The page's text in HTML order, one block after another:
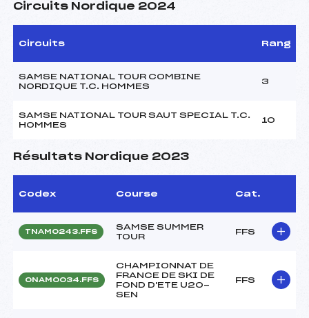
Circuits Nordique 2024
Circuits Rang
SAMSE NATIONAL TOUR COMBINE
NORDIQUE T.C. HOMMES
3
SAMSE NATIONAL TOUR SAUT SPECIAL T.C.
HOMMES
10
Résultats Nordique 2023
Codex Course Cat.
TNAM0243.FFS
SAMSE SUMMER
TOUR
FFS
ONAM0034.FFS
CHAMPIONNAT DE
FRANCE DE SKI DE
FOND D'ETE U20-
SEN
FFS